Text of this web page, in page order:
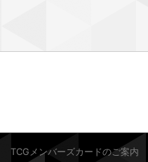
TCGメンバーズカードのご案内